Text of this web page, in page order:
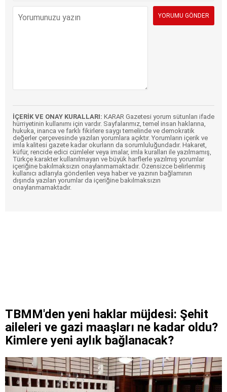
İÇERİK VE ONAY KURALLARI: KARAR Gazetesi yorum sütunları ifade
hürriyetinin kullanımı için vardır. Sayfalarımız, temel insan haklarına,
hukuka, inanca ve farklı fikirlere saygı temelinde ve demokratik
değerler çerçevesinde yazılan yorumlara açıktır. Yorumların içerik ve
imla kalitesi gazete kadar okurların da sorumluluğundadır. Hakaret,
küfür, rencide edici cümleler veya imalar, imla kuralları ile yazılmamış,
Türkçe karakter kullanılmayan ve büyük harflerle yazılmış yorumlar
içeriğine bakılmaksızın onaylanmamaktadır. Özensizce belirlenmiş
kullanıcı adlarıyla gönderilen veya haber ve yazının bağlamının
dışında yazılan yorumlar da içeriğine bakılmaksızın
onaylanmamaktadır.
TBMM'den yeni haklar müjdesi: Şehit
aileleri ve gazi maaşları ne kadar oldu?
Kimlere yeni aylık bağlanacak?